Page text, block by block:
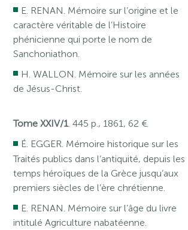
E. RENAN. Mémoire sur l’origine et le
caractère véritable de l’Histoire
phénicienne qui porte le nom de
Sanchoniathon.
H. WALLON. Mémoire sur les années
de Jésus-Christ.
Tome XXIV/1. 445 p., 1861, 62 €.
É. EGGER. Mémoire historique sur les
Traités publics dans l’antiquité, depuis les
temps héroïques de la Grèce jusqu’aux
premiers siècles de l’ère chrétienne.
E. RENAN. Mémoire sur l’âge du livre
intitulé Agriculture nabatéenne.